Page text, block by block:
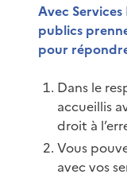
Avec
publics
pour
Dans le
accueillis
droit à
Vous
avec vos